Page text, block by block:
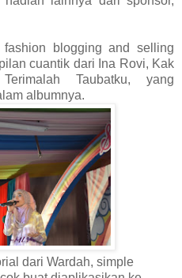
blogging and selling
cuantik dari Ina Rovi, Kak
Taubatku, yang
albumnya.
dari Wardah, simple